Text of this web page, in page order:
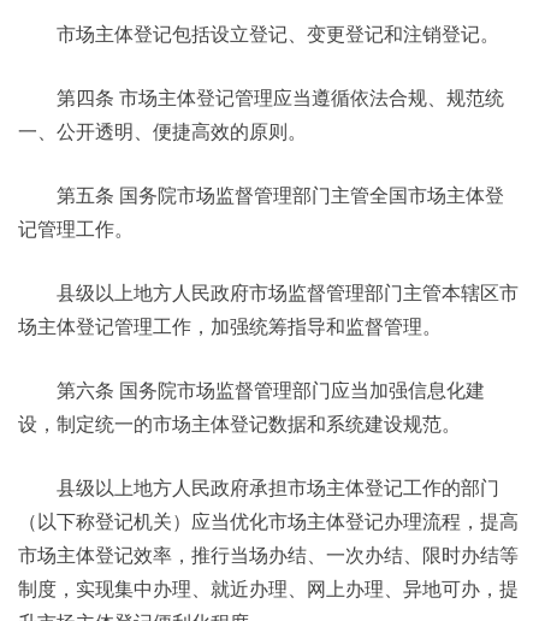
市场主体登记包括设立登记、变更登记和注销登记。
第四条 市场主体登记管理应当遵循依法合规、规范统
一、公开透明、便捷高效的原则。
第五条 国务院市场监督管理部门主管全国市场主体登
记管理工作。
县级以上地方人民政府市场监督管理部门主管本辖区市
场主体登记管理工作，加强统筹指导和监督管理。
第六条 国务院市场监督管理部门应当加强信息化建
设，制定统一的市场主体登记数据和系统建设规范。
县级以上地方人民政府承担市场主体登记工作的部门
（以下称登记机关）应当优化市场主体登记办理流程，提高
市场主体登记效率，推行当场办结、一次办结、限时办结等
制度，实现集中办理、就近办理、网上办理、异地可办，提